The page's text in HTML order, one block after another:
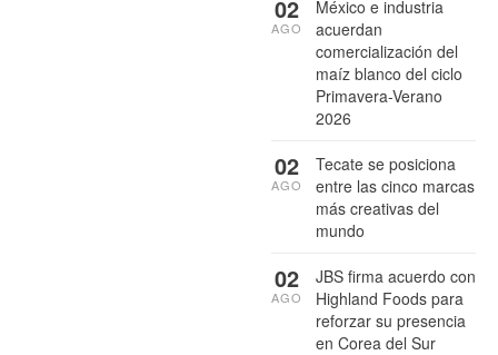
México e industria
acuerdan
comercialización del
maíz blanco del ciclo
Primavera-Verano
2026
02
AGO
Tecate se posiciona
entre las cinco marcas
más creativas del
mundo
02
AGO
JBS firma acuerdo con
Highland Foods para
reforzar su presencia
en Corea del Sur
02
AGO